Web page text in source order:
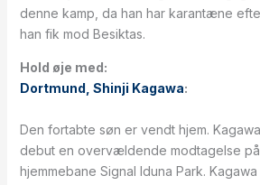
denne kamp, da han har karantæne
han fik mod Besiktas.
Hold øje med:
Dortmund, Shinji Kagawa:
Den fortabte søn er vendt hjem.
debut en overvældende modtagelse
hjemmebane Signal Iduna Park.